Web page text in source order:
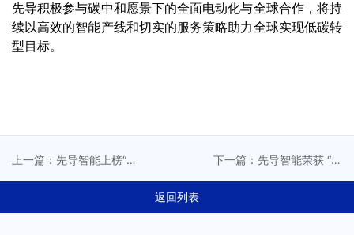
先导积极参与碳中和愿景下的全面电动化与全球合作，将持
续以高效的智能产线和切实的服务策略助力全球实现低碳转
型目标。
上一篇：先导智能上榜“福
下一篇：先导智能荣获 “江
返回列表